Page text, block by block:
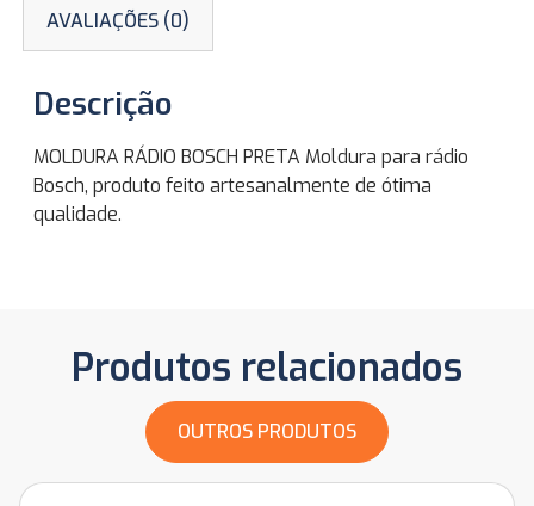
AVALIAÇÕES (0)
Descrição
MOLDURA RÁDIO BOSCH PRETA Moldura para rádio
Bosch, produto feito artesanalmente de ótima
qualidade.
Produtos relacionados
OUTROS PRODUTOS